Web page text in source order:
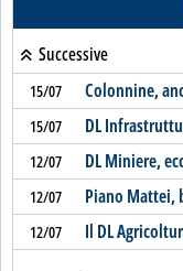
Successive
15/07 Colonnine,
15/07 DL
12/07 DL Miniere,
12/07 Piano Mattei,
12/07 Il DL